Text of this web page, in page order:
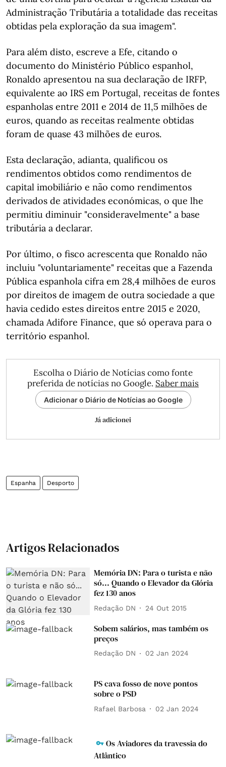
Administração Tributária a totalidade das receitas
obtidas pela exploração da sua imagem".
Para além disto, escreve a Efe, citando o
documento do Ministério Público espanhol,
Ronaldo apresentou na sua declaração de IRFP,
equivalente ao IRS em Portugal, receitas de fontes
espanholas entre 2011 e 2014 de 11,5 milhões de
euros, quando as receitas realmente obtidas
foram de quase 43 milhões de euros.
Esta declaração, adianta, qualificou os
rendimentos obtidos como rendimentos de
capital imobiliário e não como rendimentos
derivados de atividades económicas, o que lhe
permitiu diminuir "consideravelmente" a base
tributária a declarar.
Por último, o fisco acrescenta que Ronaldo não
incluiu "voluntariamente" receitas que a Fazenda
Pública espanhola cifra em 28,4 milhões de euros
por direitos de imagem de outra sociedade a que
havia cedido estes direitos entre 2015 e 2020,
chamada Adifore Finance, que só operava para o
território espanhol.
Escolha o Diário de Notícias como fonte
preferida de notícias no Google. Saber mais
Adicionar o Diário de Notícias ao Google
Já adicionei
Espanha Desporto
Artigos Relacionados
Memória DN: Para o turista e não
só... Quando o Elevador da Glória
fez 130 anos
Redação DN 24 Out 2015
Sobem salários, mas também os
preços
Redação DN 02 Jan 2024
PS cava fosso de nove pontos
sobre o PSD
Rafael Barbosa 02 Jan 2024
Os Aviadores da travessia do
Atlântico